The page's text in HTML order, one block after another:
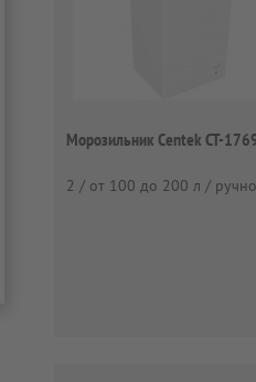
Морозильник Centek CT-
2 / от 100 до 200 л /